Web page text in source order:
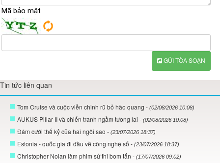
Mã bảo mật
GỬI TÒA SOẠN
Tin tức liên quan
Tom Cruise và cuộc viễn chinh rũ bỏ hào quang - (02/08/2026 10:08)
AUKUS Pillar II và chiến tranh ngầm tương lai - (02/08/2026 10:08)
Đám cưới thế kỷ của hai ngôi sao - (23/07/2026 18:37)
Estonia - quốc gia đi đầu về công nghệ số - (23/07/2026 18:37)
Christopher Nolan làm phim sử thi bom tấn - (17/07/2026 09:02)